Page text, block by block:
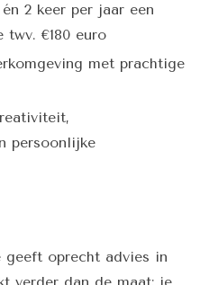
2 keer per jaar een
twv. €180 euro
met prachtige
persoonlijke
geeft oprecht advies in